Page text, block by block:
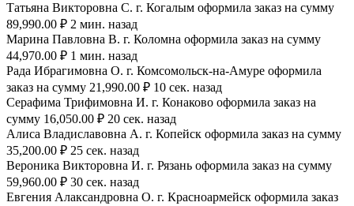
Татьяна Викторовна С. г. Когалым оформила заказ на сумму
89,990.00 ₽ 2 мин. назад
Марина Павловна В. г. Коломна оформила заказ на сумму
44,970.00 ₽ 1 мин. назад
Рада Ибрагимовна О. г. Комсомольск-на-Амуре оформила
заказ на сумму 21,990.00 ₽ 10 сек. назад
Серафима Трифимовна И. г. Конаково оформила заказ на
сумму 16,050.00 ₽ 20 сек. назад
Алиса Владиславовна А. г. Копейск оформила заказ на сумму
35,200.00 ₽ 25 сек. назад
Вероника Викторовна И. г. Рязань оформила заказ на сумму
59,960.00 ₽ 30 сек. назад
Евгения Алаксандровна О. г. Красноармейск оформила заказ